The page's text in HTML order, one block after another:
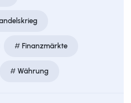
Finanzmärkte
Währung